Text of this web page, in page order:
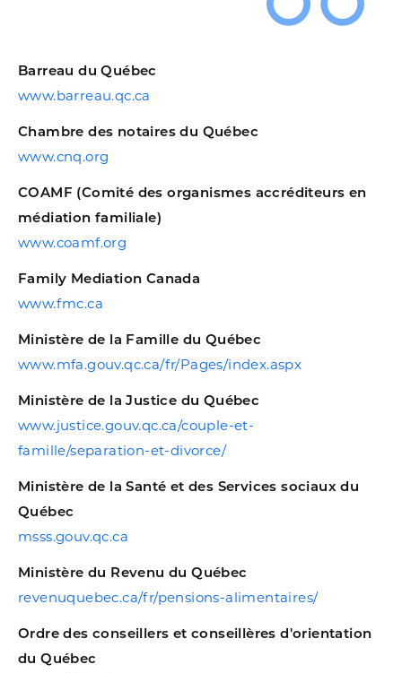
Barreau du Québec
www.barreau.qc.ca
Chambre des notaires du Québec
www.cnq.org
COAMF (Comité des organismes accréditeurs en
médiation familiale)
www.coamf.org
Family Mediation Canada
www.fmc.ca
Ministère de la Famille du Québec
www.mfa.gouv.qc.ca/fr/Pages/index.aspx
Ministère de la Justice du Québec
www.justice.gouv.qc.ca/couple-et-
famille/separation-et-divorce/
Ministère de la Santé et des Services sociaux du
Québec
msss.gouv.qc.ca
Ministère du Revenu du Québec
revenuquebec.ca/fr/pensions-alimentaires/
Ordre des conseillers et conseillères d'orientation
du Québec